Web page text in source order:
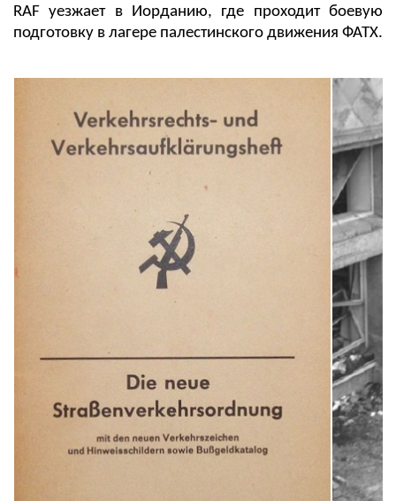
RAF уезжает в Иорданию, где проходит боевую
подготовку в лагере палестинского движения ФАТХ.